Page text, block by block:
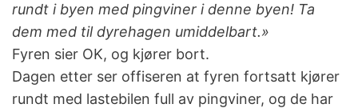
rundt i byen med pingviner i denne byen! Ta
dem med til dyrehagen umiddelbart.»
Fyren sier OK, og kjører bort.
Dagen etter ser offiseren at fyren fortsatt kjører
rundt med lastebilen full av pingviner, og de har